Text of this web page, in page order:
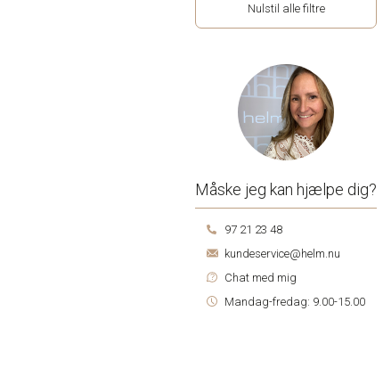
Nulstil alle filtre
Måske jeg kan hjælpe dig?
97 21 23 48
kundeservice@helm.nu
Chat med mig
Mandag-fredag: 9.00-15.00